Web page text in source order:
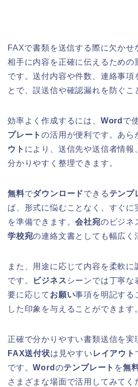
FAXで書類を送信する際に欠かせ
相手に内容を正確に伝えるための
です。送付内容や件数、連絡事項
とで、誤送信や確認漏れを防ぐこ
効率よく作成するには、 Word で
プレートの活用が便利です。あら
ウト により、送信先や送信者情報
分かりやすく整理できます。
無料でダウンロードできる テンプ
ば、形式に悩むことなく、すぐに
を準備できます。会社宛のビジネ
学校宛の連絡文書としても幅広く
また、用途に応じて内容を柔軟に
です。
ビジネス シーンでは丁寧な
要に応じて お願い事項を明記する
した印象を与えることができます
正確で分かりやすい書類送信を実
FAX送付状は見やすい レイアウト
です。Word のテンプレート を無
さまざまな場面で活用してみてく